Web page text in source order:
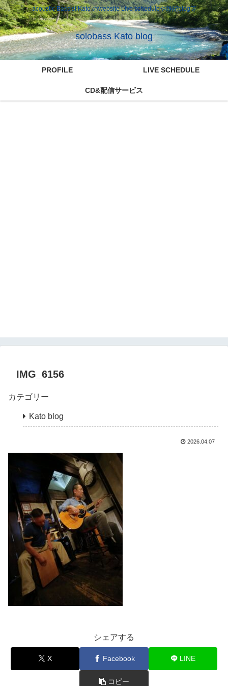
acoustic Bassist Kato のwebsite Live scheduleや雑記blog等
solobass Kato blog
PROFILE LIVE SCHEDULE
CD&配信サービス
IMG_6156
カテゴリー
Kato blog
2026.04.07
シェアする
X Facebook LINE
コピー